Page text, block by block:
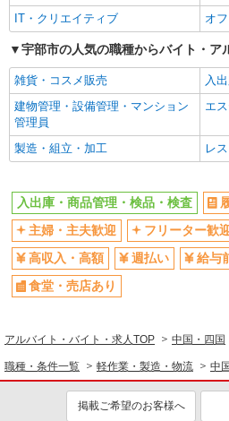
IT・クリエイティブ オ
宇部市の人気の職種からバイト・ア
雑貨・コスメ販売
入
建物管理・設備管理・マンション
管理員
エ
製造・組立・加工 レ
入出庫・商品管理・検品・検査
主婦・主夫歓迎
フリーター歓
高収入・高額
週払い
給与
食堂・売店あり
アルバイト・バイト・求人TOP 中国・四国
職種・条件一覧 軽作業・製造・物流 中
掲載ご希望のお客様へ